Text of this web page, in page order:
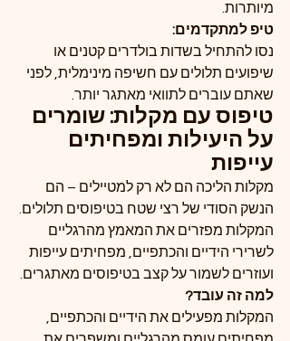
מיותרות.
טיפ למתקדמים:
נסו להתחיל בשדות בולדרים קטנים או
שיפועים תלולים עם חשיפה מינימלית, לפני
שאתם עוברים לתוואי מאתגר יותר.
טיפוס עם מקלות: שומרים
על היעילות ומפחיתים
עייפות
מקלות הליכה הם לא רק למטיילים – הם
הנשק הסודי של רצי שטח בטיפוסים תלולים.
המקלות מפזרים את המאמץ מהרגליים
לשרירי הידיים והכתפיים, מפחיתים עייפות
ועוזרים לשמור על קצב בטיפוסים מאתגרים.
למה זה עובד?
המקלות מפעילים את הידיים והכתפיים,